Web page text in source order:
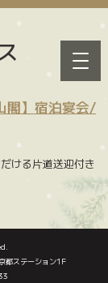
閣】宿泊宴会/
ける片道送迎付き
都ステーション1F